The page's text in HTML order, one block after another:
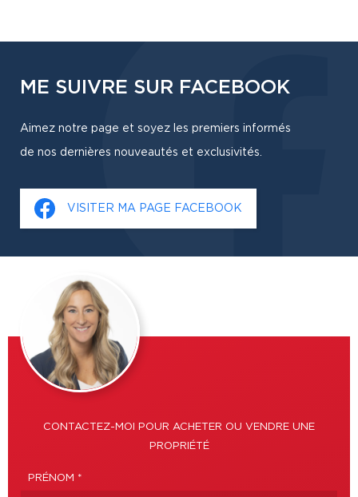
ME SUIVRE SUR FACEBOOK
Aimez notre page et soyez les premiers informés
de nos dernières nouveautés et exclusivités.
VISITER MA PAGE FACEBOOK
CONTACTEZ-MOI POUR ACHETER OU VENDRE UNE
PROPRIÉTÉ
PRÉNOM *